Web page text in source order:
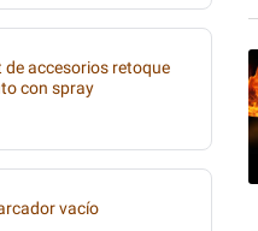
de accesorios retoque
con spray
vacío